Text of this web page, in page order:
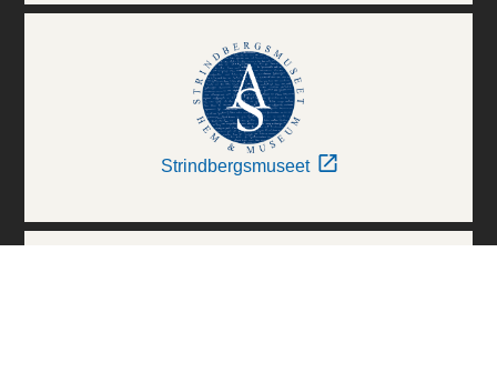
Strindbergsmuseet